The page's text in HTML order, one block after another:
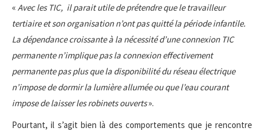
« Avec les TIC, il parait utile de prétendre que le travailleur
tertiaire et son organisation n’ont pas quitté la période infantile.
La dépendance croissante à la nécessité d’une connexion TIC
permanente n’implique pas la connexion effectivement
permanente pas plus que la disponibilité du réseau électrique
n’impose de dormir la lumière allumée ou que l’eau courant
impose de laisser les robinets ouverts».
Pourtant, il s’agit bien là des comportements que je rencontre